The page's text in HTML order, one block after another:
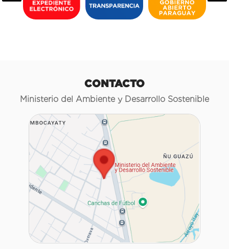
CONTACTO
Ministerio del Ambiente y Desarrollo Sostenible